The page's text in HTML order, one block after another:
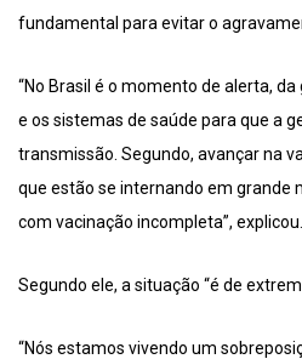
fundamental para evitar o
“No Brasil é o momento de alerta,
e os sistemas de saúde para que a
transmissão. Segundo, avançar na
que estão se internando em grande
com vacinação incompleta”, explicou.
Segundo ele, a situação “é de
“Nós estamos vivendo um